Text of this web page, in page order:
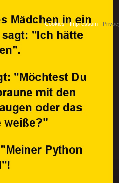
Cookies-Impressum -